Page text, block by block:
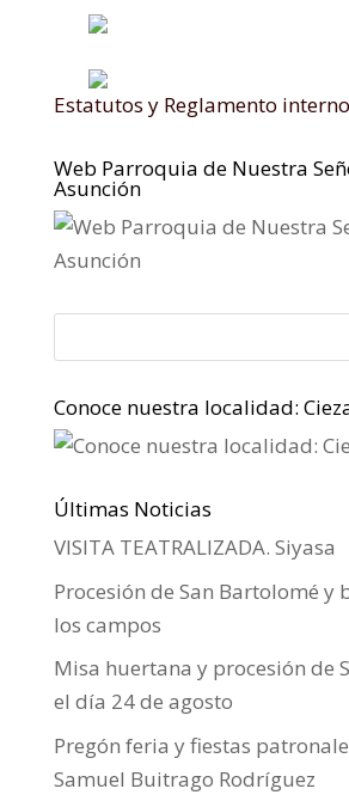
Estatutos y Reglamento
Web Parroquia de Nuestra
Asunción
Conoce nuestra localidad:
Últimas Noticias
VISITA TEATRALIZADA. Siyasa
Procesión de San Bartolomé y
los campos
Misa huertana y procesión de
el día 24 de agosto
Pregón feria y fiestas
Samuel Buitrago Rodríguez